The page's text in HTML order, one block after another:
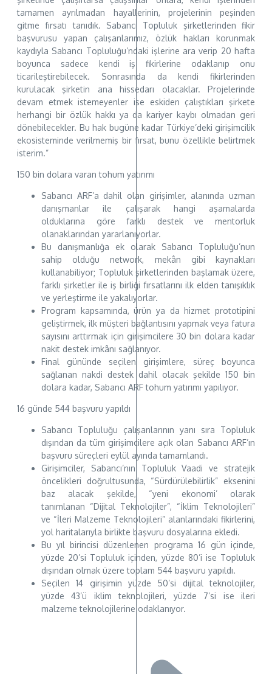
tamamen ayrılmadan hayallerinin, projelerinin peşinden
gitme fırsatı tanıdık. Sabancı Topluluk şirketlerinden fikir
başvurusu yapan çalışanlarımız, özlük hakları korunmak
kaydıyla Sabancı Topluluğu’ndaki işlerine ara verip 20 hafta
boyunca sadece kendi iş fikirlerine odaklanıp onu
ticarileştirebilecek. Sonrasında da kendi fikirlerinden
kurulacak şirketin ana hissedarı olacaklar. Projelerinde
devam etmek istemeyenler ise eskiden çalıştıkları şirkete
herhangi bir özlük hakkı ya da kariyer kaybı olmadan geri
dönebilecekler. Bu hak bugüne kadar Türkiye’deki girişimcilik
ekosisteminde verilmemiş bir fırsat, bunu özellikle belirtmek
isterim.”
150 bin dolara varan tohum yatırımı
Sabancı ARF’a dahil olan girişimler, alanında uzman
danışmanlar ile çalışarak hangi aşamalarda
olduklarına göre farklı destek ve mentorluk
olanaklarından yararlanıyorlar.
Bu danışmanlığa ek olarak Sabancı Topluluğu’nun
sahip olduğu network, mekân gibi kaynakları
kullanabiliyor; Topluluk şirketlerinden başlamak üzere,
farklı şirketler ile iş birliği fırsatlarını ilk elden tanışıklık
ve yerleştirme ile yakalıyorlar.
Program kapsamında, ürün ya da hizmet prototipini
geliştirmek, ilk müşteri bağlantısını yapmak veya fatura
sayısını arttırmak için girişimcilere 30 bin dolara kadar
nakit destek imkânı sağlanıyor.
Final gününde seçilen girişimlere, süreç boyunca
sağlanan nakdi destek dahil olacak şekilde 150 bin
dolara kadar, Sabancı ARF tohum yatırımı yapılıyor.
16 günde 544 başvuru yapıldı
Sabancı Topluluğu çalışanlarının yanı sıra Topluluk
dışından da tüm girişimcilere açık olan Sabancı ARF’ın
başvuru süreçleri eylül ayında tamamlandı.
Girişimciler, Sabancı’nın Topluluk Vaadi ve stratejik
öncelikleri doğrultusunda, “Sürdürülebilirlik” eksenini
baz alacak şekilde, “yeni ekonomi’ olarak
tanımlanan “Dijital Teknolojiler”, “İklim Teknolojileri”
ve “İleri Malzeme Teknolojileri” alanlarındaki fikirlerini,
yol haritalarıyla birlikte başvuru dosyalarına ekledi.
Bu yıl birincisi düzenlenen programa 16 gün içinde,
yüzde 20’si Topluluk içinden, yüzde 80’i ise Topluluk
dışından olmak üzere toplam 544 başvuru yapıldı.
Seçilen 14 girişimin yüzde 50’si dijital teknolojiler,
yüzde 43’ü iklim teknolojileri, yüzde 7’si ise ileri
malzeme teknolojilerine odaklanıyor.